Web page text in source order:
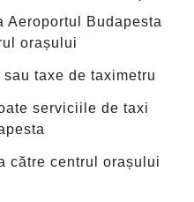
Aeroportul Budapesta
orașului
taxe de taximetru
serviciile de taxi
către centrul orașului